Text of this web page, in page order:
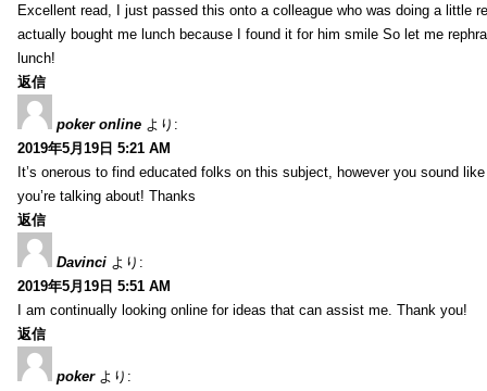
Excellent read, I just passed this onto a colleague who was doing a little
actually bought me lunch because I found it for him smile So let me
lunch!
返信
poker online より:
2019年5月19日 5:21 AM
It’s onerous to find educated folks on this subject, however you sound
you’re talking about! Thanks
返信
Davinci より:
2019年5月19日 5:51 AM
I am continually looking online for ideas that can assist me. Thank you!
返信
poker より: